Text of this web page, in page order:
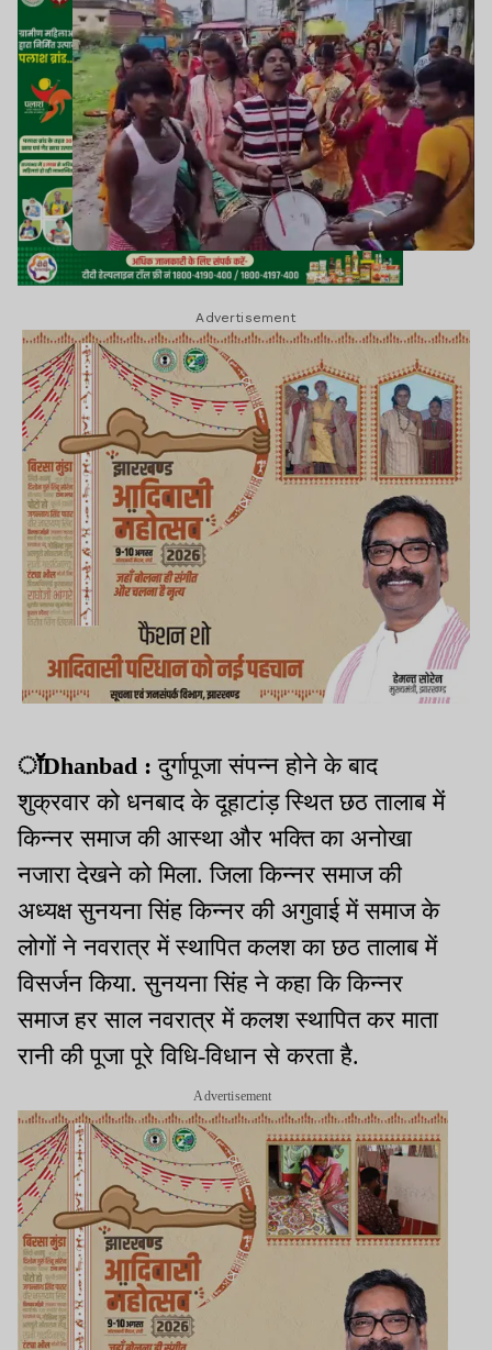
Advertisement
ॉDhanbad :दुर्गापूजा संपन्न होने के बाद
शुक्रवार को धनबाद के दूहाटांड़ स्थित छठ तालाब में
किन्नर समाज की आस्था और भक्ति का अनोखा
नजारा देखने को मिला. जिला किन्नर समाज की
अध्यक्ष सुनयना सिंह किन्नर की अगुवाई में समाज के
लोगों ने नवरात्र में स्थापित कलश का छठ तालाब में
विसर्जन किया. सुनयना सिंह ने कहा कि किन्नर
समाज हर साल नवरात्र में कलश स्थापित कर माता
रानी की पूजा पूरे विधि-विधान से करता है.
Advertisement